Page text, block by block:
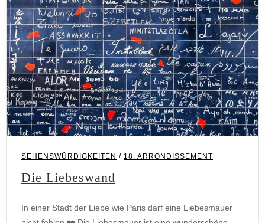
SEHENSWÜRDIGKEITEN / 18. ARRONDISSEMENT
Die Liebeswand
In einer Stadt der Liebe wie Paris darf eine Liebesmauer